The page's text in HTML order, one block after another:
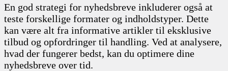
En god strategi for nyhedsbreve inkluderer også at
teste forskellige formater og indholdstyper. Dette
kan være alt fra informative artikler til eksklusive
tilbud og opfordringer til handling. Ved at analysere,
hvad der fungerer bedst, kan du optimere dine
nyhedsbreve over tid.